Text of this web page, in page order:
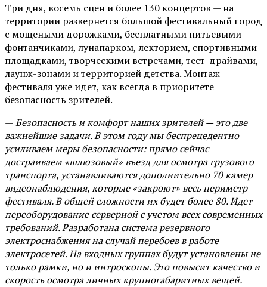
Три дня, восемь сцен и более 130 концертов — на
территории развернется большой фестивальный город
с мощеными дорожками, бесплатными питьевыми
фонтанчиками, лунапарком, лекторием, спортивными
площадками, творческими встречами, тест-драйвами,
лаунж-зонами и территорией детства. Монтаж
фестиваля уже идет, как всегда в приоритете
безопасность зрителей.
— Безопасность и комфорт наших зрителей — это две
важнейшие задачи. В этом году мы беспрецедентно
усиливаем меры безопасности: прямо сейчас
достраиваем «шлюзовый» въезд для осмотра грузового
транспорта, устанавливаются дополнительно 70 камер
видеонаблюдения, которые «закроют» весь периметр
фестиваля. В общей сложности их будет более 80. Идет
переоборудование серверной с учетом всех современных
требований. Разработана система резервного
электроснабжения на случай перебоев в работе
электросетей. На входных группах будут установлены не
только рамки, но и интроскопы. Это повысит качество и
скорость осмотра личных крупногабаритных вещей.